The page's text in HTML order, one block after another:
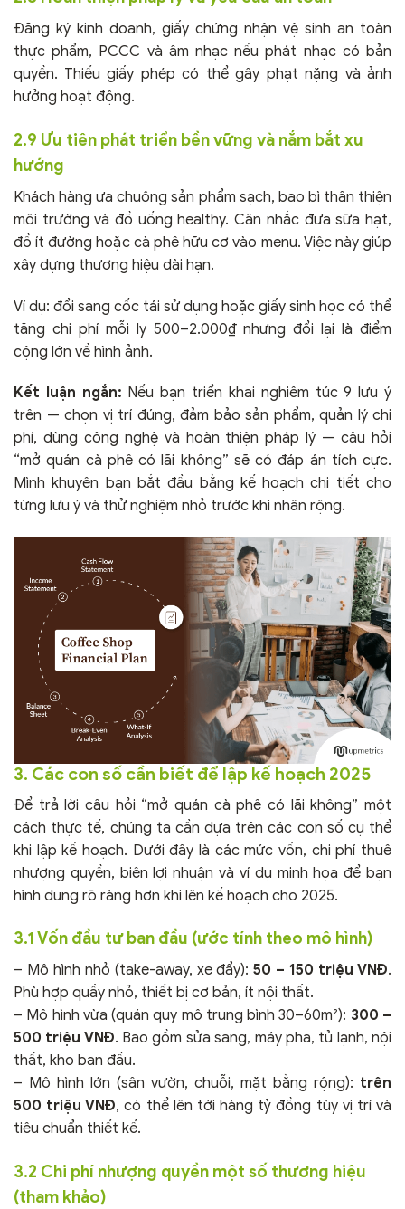
Đăng ký kinh doanh, giấy chứng nhận vệ sinh an toàn
thực phẩm, PCCC và âm nhạc nếu phát nhạc có bản
quyền. Thiếu giấy phép có thể gây phạt nặng và ảnh
hưởng hoạt động.
2.9 Ưu tiên phát triển bền vững và nắm bắt xu
hướng
Khách hàng ưa chuộng sản phẩm sạch, bao bì thân thiện
môi trường và đồ uống healthy. Cân nhắc đưa sữa hạt,
đồ ít đường hoặc cà phê hữu cơ vào menu. Việc này giúp
xây dựng thương hiệu dài hạn.
Ví dụ: đổi sang cốc tái sử dụng hoặc giấy sinh học có thể
tăng chi phí mỗi ly 500–2.000₫ nhưng đổi lại là điểm
cộng lớn về hình ảnh.
Kết luận ngắn: Nếu bạn triển khai nghiêm túc 9 lưu ý
trên — chọn vị trí đúng, đảm bảo sản phẩm, quản lý chi
phí, dùng công nghệ và hoàn thiện pháp lý — câu hỏi
“mở quán cà phê có lãi không” sẽ có đáp án tích cực.
Mình khuyên bạn bắt đầu bằng kế hoạch chi tiết cho
từng lưu ý và thử nghiệm nhỏ trước khi nhân rộng.
3. Các con số cần biết để lập kế hoạch 2025
Để trả lời câu hỏi “mở quán cà phê có lãi không” một
cách thực tế, chúng ta cần dựa trên các con số cụ thể
khi lập kế hoạch. Dưới đây là các mức vốn, chi phí thuê
nhượng quyền, biên lợi nhuận và ví dụ minh họa để bạn
hình dung rõ ràng hơn khi lên kế hoạch cho 2025.
3.1 Vốn đầu tư ban đầu (ước tính theo mô hình)
– Mô hình nhỏ (take-away, xe đẩy):50 – 150 triệu VNĐ.
Phù hợp quầy nhỏ, thiết bị cơ bản, ít nội thất.
– Mô hình vừa (quán quy mô trung bình 30–60m²): 300 –
500 triệu VNĐ. Bao gồm sửa sang, máy pha, tủ lạnh, nội
thất, kho ban đầu.
– Mô hình lớn (sân vườn, chuỗi, mặt bằng rộng): trên
500 triệu VNĐ, có thể lên tới hàng tỷ đồng tùy vị trí và
tiêu chuẩn thiết kế.
3.2 Chi phí nhượng quyền một số thương hiệu
(tham khảo)